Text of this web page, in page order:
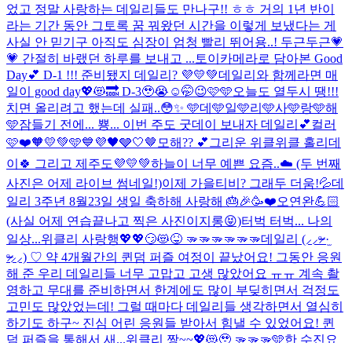
었고 정말 사랑하는 데일리들도 만나구!! ㅎㅎ 거의 1년 반이
라는 기간 동안 그토록 꿈 꿔왔던 시간을 이렇게 보냈다는 게
사실 안 믿기구 아직도 심장이 엄청 빨리 뛰어용..! 두근두근💗
💗 간절히 바랬던 하루를 보내고 ... 토이카메라로 담아본 Good
Day💕 D-1 !!! 준비됐지 데일리? 💜💛💚데일리와 함께라면 매
일이 good day💖😻🔜 D-3🥹😭☺️🤭😉🩷🩵오늘도 열두시 땡!!!
치면 올리려고 했는데 실패..😳✨ 🩵데🩵일🩵리🩵사🩵랑🩵해
🩵잠들기 전에... 뿅... 이번 주도 굿데이 보내자 데일리💕컬러
🩷❤️🧡💛💚🩵💙💜🖤🩶🤍🤎 모해?? 💕 그리운 위클위클 홀리데
이🍀 그리고 제주도💜💛💚하늘이 너무 예쁜 요즘..☁️ (두 번째
사진은 어제 라이브 썸네일!)이제 가을티비? 그래두 더움!💦데
일리 3주년 8월23일 생일 축하해 사랑해 🎂🎉🥳❤️오연완💪🏻
(사실 어제 연습끝나고 찍은 사진이지롱😝)터벅 터벅... 나의
일상...위클리 사랑행💖💖😏😻😝 🫳🫳🫳🫳🫳🫳데일리 (⸝⸝ᵒ̴̶̷ ·̫
ᵒ̴̶̷⸝⸝) ♡ 약 4개월간의 퀸덤 퍼즐 여정이 끝났어요! 그동안 응원
해 준 우리 데일리들 너무 고맙고 고생 많았어요 ㅠㅠ 계속 촬
영하고 무대를 준비하면서 한계에도 많이 부딪히면서 걱정도
고민도 많았었는데! 그럴 때마다 데일리들 생각하면서 열심히
하기도 하구~ 진심 어린 응원들 받아서 힘낼 수 있었어요! 퀸
덤 퍼즐을 통해서 새...위클리 짱~~💖😻🥹 🫳🫳🫳🩵한 수진요